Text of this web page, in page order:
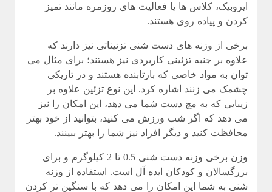
ایروبیک، کلاس ها یا فعالیت های روزمره مانند تمیز
کردن و پیاده روی هستند.
برخی از وزنه های دست شنی تزئیناتی نیز دارند که
علاوه بر جنبه تزئینی کاربردی نیز هستند؛ برای مثال می
توان به مواد خاصی که بازتابنده هستند و در تاریکی
چشمک می زنند اشاره کرد. این نوع تزئین علاوه بر
زیبایی که به مچ دست شما می دهد، این امکان را نیز
می دهد که اگر شب ورزش می کنید، بتوانید از خود بهتر
محافظت کنید و دیگر افراد نیز شما را بهتر ببینند.
وزن برخی وزنه دست شنی 0.5 تا 2 کیلوگرم و برای
بزرگسالان و کودکان ایده آل است. استفاده از وزنه
شنی به شما این امکان را می دهد که با سنگین تر کردن